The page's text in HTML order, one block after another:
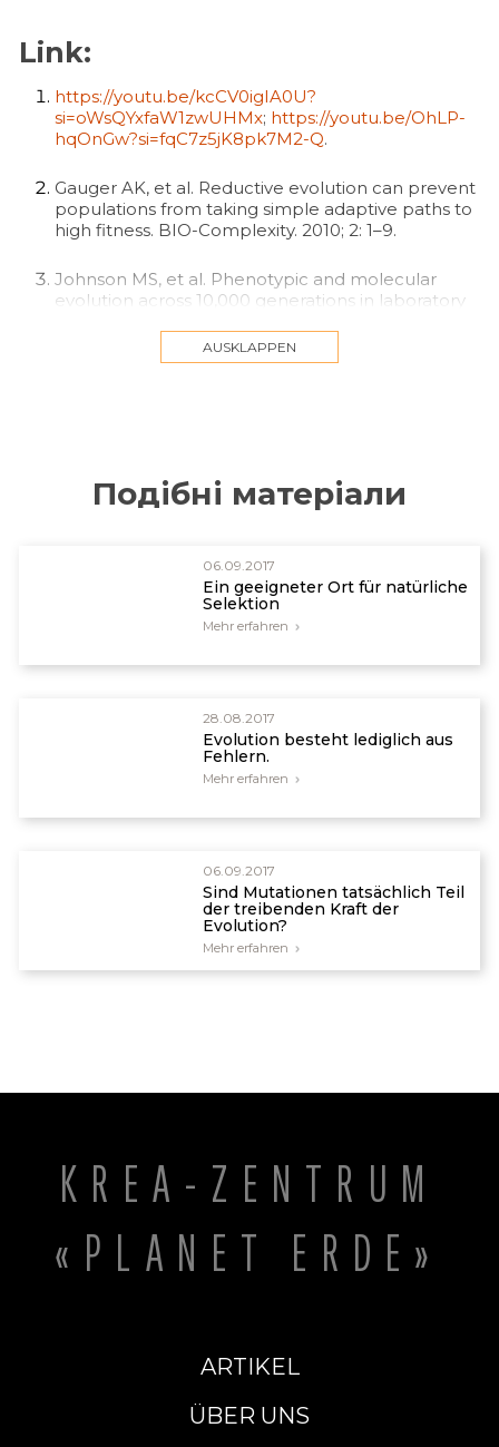
Link:
https://youtu.be/kcCV0igIA0U?
si=oWsQYxfaW1zwUHMx; https://youtu.be/OhLP-
hqOnGw?si=fqC7z5jK8pk7M2-Q.
Gauger AK, et al. Reductive evolution can prevent
populations from taking simple adaptive paths to
high fitness. BIO-Complexity. 2010; 2: 1–9.
Johnson MS, et al. Phenotypic and molecular
evolution across 10,000 generations in laboratory
DOI: https://doi.org/10.7554/eLife.63910
Behe MJ. Experimental evolution, loss-of-function
mutations, and “the first rule of adaptive
AUSKLAPPEN
Подібні матеріали
06.09.2017
Ein geeigneter Ort für natürliche
Selektion
Mehr erfahren
28.08.2017
Evolution besteht lediglich aus
Fehlern.
Mehr erfahren
06.09.2017
Sind Mutationen tatsächlich Teil
der treibenden Kraft der
Evolution?
Mehr erfahren
KREA-ZENTRUM
«PLANET ERDE»
ARTIKEL
ÜBER UNS